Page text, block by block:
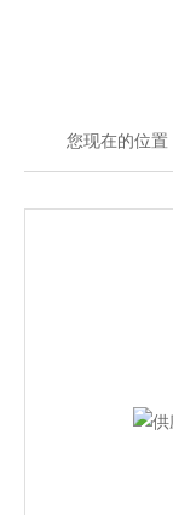
您现在的位置